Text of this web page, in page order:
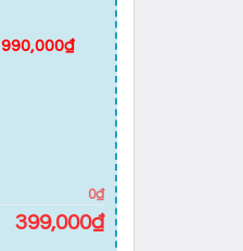
990,000₫
0₫
399,000₫